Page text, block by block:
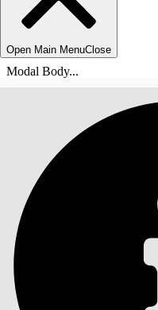
Open Main MenuClose
Modal Body...
INNEHÅLLSFÖRTECKNINGAR